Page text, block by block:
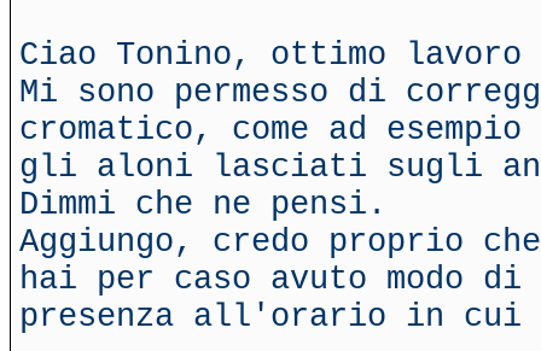
Ciao Tonino, ottimo lavoro
Mi sono permesso di
cromatico, come ad
gli aloni lasciati sugli
Dimmi che ne pensi.
Aggiungo, credo proprio
hai per caso avuto modo
presenza all'orario in